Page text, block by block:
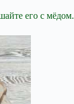
его с мёдом.